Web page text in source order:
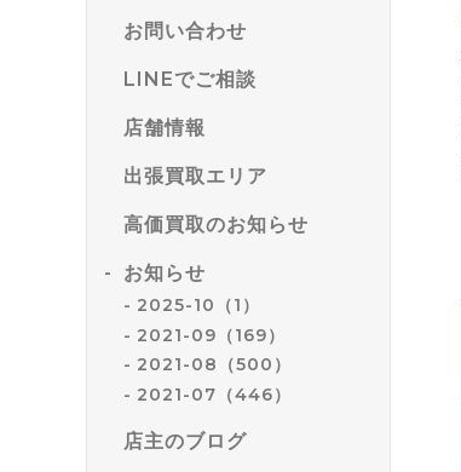
お問い合わせ
LINEでご相談
店舗情報
出張買取エリア
高価買取のお知らせ
お知らせ
2025-10（1）
2021-09（169）
2021-08（500）
2021-07（446）
店主のブログ